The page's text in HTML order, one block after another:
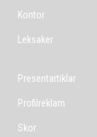
Kontor
Leksaker
Presentartiklar
Profilreklam
Skor